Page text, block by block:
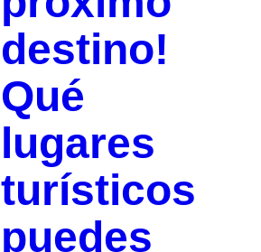
destino!
Qué
lugares
turísticos
puedes